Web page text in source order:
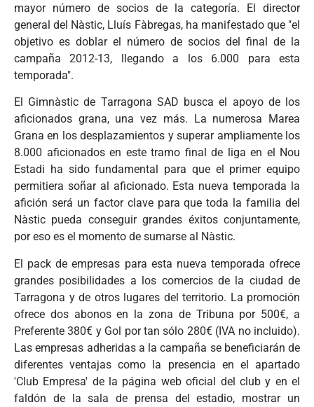
mayor número de socios de la categoría. El director
general del Nàstic, Lluís Fàbregas, ha manifestado que "el
objetivo es doblar el número de socios del final de la
campaña 2012-13, llegando a los 6.000 para esta
temporada".
El Gimnàstic de Tarragona SAD busca el apoyo de los
aficionados grana, una vez más. La numerosa Marea
Grana en los desplazamientos y superar ampliamente los
8.000 aficionados en este tramo final de liga en el Nou
Estadi ha sido fundamental para que el primer equipo
permitiera soñar al aficionado. Esta nueva temporada la
afición será un factor clave para que toda la familia del
Nàstic pueda conseguir grandes éxitos conjuntamente,
por eso es el momento de sumarse al Nàstic.
El pack de empresas para esta nueva temporada ofrece
grandes posibilidades a los comercios de la ciudad de
Tarragona y de otros lugares del territorio. La promoción
ofrece dos abonos en la zona de Tribuna por 500€, a
Preferente 380€ y Gol por tan sólo 280€ (IVA no incluido).
Las empresas adheridas a la campaña se beneficiarán de
diferentes ventajas como la presencia en el apartado
'Club Empresa' de la página web oficial del club y en el
faldón de la sala de prensa del estadio, mostrar un